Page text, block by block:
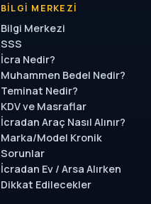
BILGI MERKEZI
Bilgi Merkezi
SSS
İcra Nedir?
Muhammen Bedel Nedir?
Teminat Nedir?
KDV ve Masraflar
İcradan Araç Nasıl Alınır?
Marka/Model Kronik
Sorunlar
İcradan Ev / Arsa Alırken
Dikkat Edilecekler